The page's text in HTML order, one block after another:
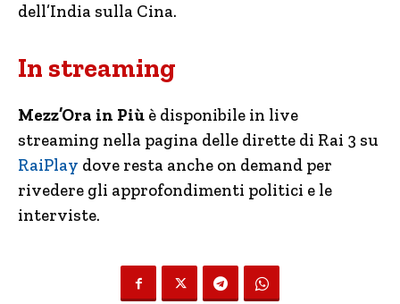
dell’India sulla Cina.
In streaming
Mezz’Ora in Più è disponibile in live
streaming nella pagina delle dirette di Rai 3 su
RaiPlay dove resta anche on demand per
rivedere gli approfondimenti politici e le
interviste.